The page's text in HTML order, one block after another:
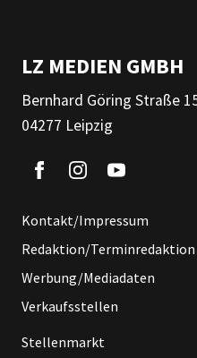
LZ MEDIEN GMBH
Bernhard Göring Straße
04277 Leipzig
Kontakt/Impressum
Redaktion/Terminredaktion
Werbung/Mediadaten
Verkaufsstellen
Stellenmarkt